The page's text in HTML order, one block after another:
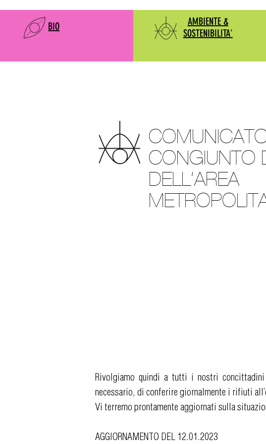
BIO
AMBIENTE &
SOSTENIBILITA'
CONGIUNTO
DELL’AREA
Rivolgiamo quindi a tutti i nostri
necessario, di conferire giornalmente i rifiuti
Vi terremo prontamente aggiornati sulla
AGGIORNAMENTO DEL 12.01.2023